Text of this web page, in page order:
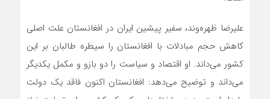
علیرضا ظهره‌وند، سفیر پیشین ایران در افغانستان علت اصلی
کاهش حجم مبادلات با افغانستان را سیطره طالبان بر این
کشور می‌داند. او اقتصاد و سیاست را دو بازو و مکمل یکدیگر
می‌داند و توضیح می‌دهد: افغانستان اکنون فاقد یک دولت